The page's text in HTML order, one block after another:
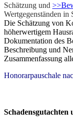
Schätzung und
Wertgegenständen in
Die Schätzung von
höherwertigem
Dokumentation des
Beschreibung und
Zusammenfassung
Honorarpauschale